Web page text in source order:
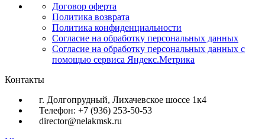
Договор оферта
Политика возврата
Политика конфиденциальности
Согласие на обработку персональных данных
Согласие на обработку персональных данных с
помощью сервиса Яндекс.Метрика
Контакты
г. Долгопрудный, Лихачевское шоссе 1к4
Телефон: +7 (936) 253-50-53
director@nelakmsk.ru